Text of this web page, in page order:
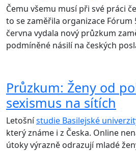
Čemu všemu musí při své práci
to se zaměřila organizace Fórum
června vydala nový průzkum
podmíněné násilí na českých
Průzkum: Ženy od
sexismus na sítích
Letošnístudie Basilejské
který známe i z Česka. Online
útoky výrazně odrazují mladé